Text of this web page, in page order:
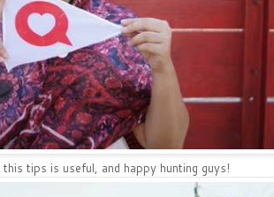
this tips is useful, and happy hunting guys!